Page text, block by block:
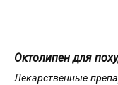
Октолипен для
Лекарственные